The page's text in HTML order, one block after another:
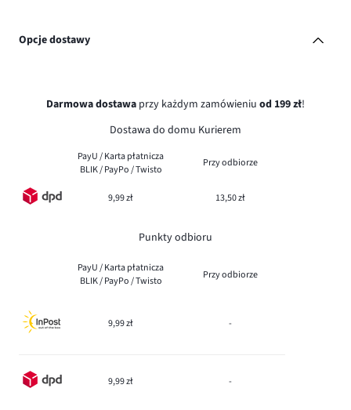
Opcje dostawy
Darmowa dostawa przy każdym zamówieniu od 199 zł!
Dostawa do domu Kurierem
PayU / Karta płatnicza
BLIK / PayPo / Twisto
Przy odbiorze
9,99 zł 13,50 zł
Punkty odbioru
PayU / Karta płatnicza
BLIK / PayPo / Twisto
Przy odbiorze
9,99 zł -
9,99 zł -